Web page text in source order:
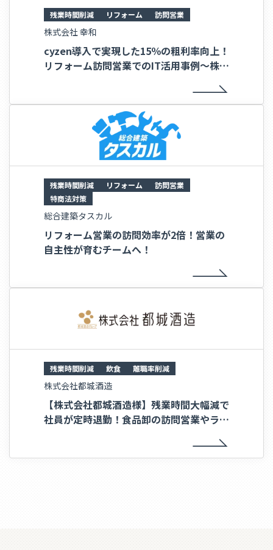
残業時間削減 リフォーム 訪問営業
株式会社 幸和
cyzen導入で実現した15％の粗利率向上！
リフォーム訪問営業でのIT活用事例～株式
残業時間削減 リフォーム
訪問営業
特商法対策
総合建築タスカル
リフォーム営業の訪問効率が2倍！営業の
自主性が育むチームへ！
残業時間削減 飲食 離職率削減
株式会社都城酒造
【株式会社都城酒造様】残業時間大幅減で
社員が定時退勤！食品卸の訪問営業やラウ